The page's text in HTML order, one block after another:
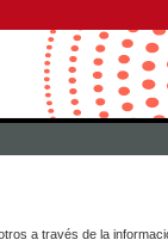
a través de la